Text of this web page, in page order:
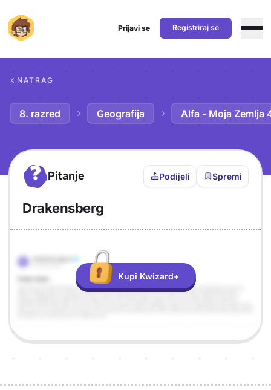
Prijavi se Registriraj se
NATRAG
8. razred Geografija Alfa - Moja Zemlja
? Pitanje Podijeli Spremi
Drakensberg
Odgovor
Objašnjenje
Kupi Kwizard+